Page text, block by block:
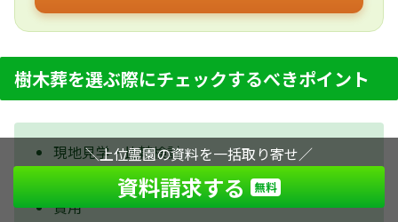
樹木葬を選ぶ際にチェックするべきポイント
現地見学・比較検討
立地・交通アクセス
費用
＼上位霊園の資料を一括取り寄せ／
資料請求する 無料